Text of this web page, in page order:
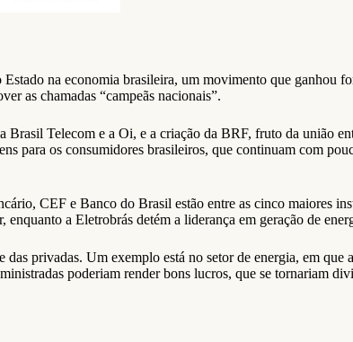
Estado na economia brasileira, um movimento que
as chamadas “campeãs nacionais”.
Brasil Telecom e a Oi, e a criação da BRF, fruto da união
para os consumidores brasileiros, que continuam com
CEF e Banco do Brasil estão entre as cinco
a Eletrobrás detém a liderança em geração de
das privadas. Um exemplo está no setor de energia, em
poderiam render bons lucros, que se tornariam